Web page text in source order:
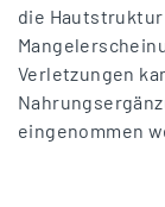
die
Verletzungen
eingenommen